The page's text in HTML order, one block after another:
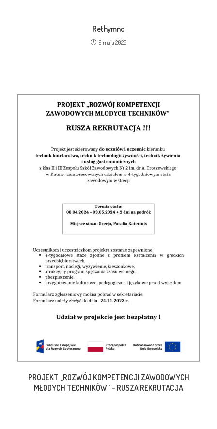
Rethymno
9 maja 2026
PROJEKT „ROZWÓJ KOMPETENCJI ZAWODOWYCH
MŁODYCH TECHNIKÓW” – RUSZA REKRUTACJA